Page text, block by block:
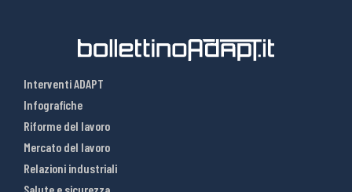
Interventi ADAPT
Infografiche
Riforme del lavoro
Mercato del lavoro
Relazioni industriali